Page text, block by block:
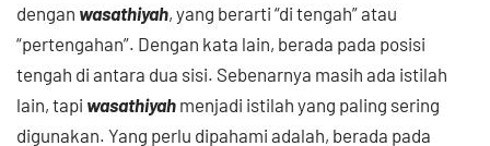
dengan wasathiyah, yang berarti “di tengah” atau
“pertengahan”. Dengan kata lain, berada pada posisi
tengah di antara dua sisi. Sebenarnya masih ada istilah
lain, tapi wasathiyah menjadi istilah yang paling sering
digunakan. Yang perlu dipahami adalah, berada pada